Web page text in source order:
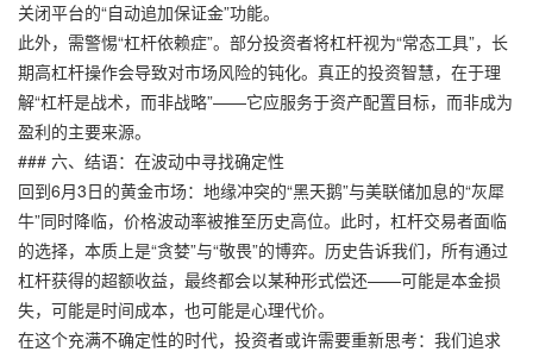
关闭平台的“自动追加保证金”功能。
此外，需警惕“杠杆依赖症”。部分投资者将杠杆视为“常态工具”，长
期高杠杆操作会导致对市场风险的钝化。真正的投资智慧，在于理
解“杠杆是战术，而非战略”——它应服务于资产配置目标，而非成为
盈利的主要来源。
### 六、结语：在波动中寻找确定性
回到6月3日的黄金市场：地缘冲突的“黑天鹅”与美联储加息的“灰犀
牛”同时降临，价格波动率被推至历史高位。此时，杠杆交易者面临
的选择，本质上是“贪婪”与“敬畏”的博弈。历史告诉我们，所有通过
杠杆获得的超额收益，最终都会以某种形式偿还——可能是本金损
失，可能是时间成本，也可能是心理代价。
在这个充满不确定性的时代，投资者或许需要重新思考：我们追求